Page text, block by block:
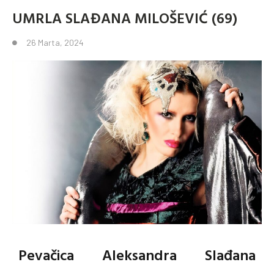
UMRLA SLAĐANA MILOŠEVIĆ (69)
26 Marta, 2024
Pevačica Aleksandra Slađana